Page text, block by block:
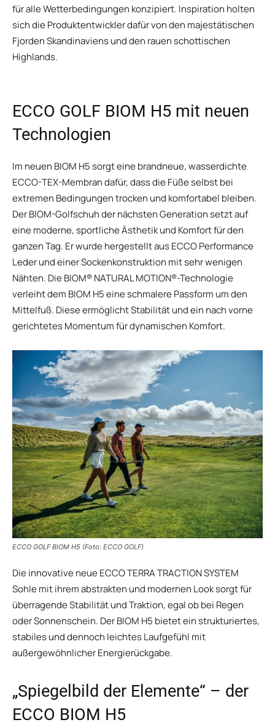
für alle Wetterbedingungen konzipiert. Inspiration holten
sich die Produktentwickler dafür von den majestätischen
Fjorden Skandinaviens und den rauen schottischen
Highlands.
ECCO GOLF BIOM H5 mit neuen
Technologien
Im neuen BIOM H5 sorgt eine brandneue, wasserdichte
ECCO-TEX-Membran dafür, dass die Füße selbst bei
extremen Bedingungen trocken und komfortabel bleiben.
Der BIOM-Golfschuh der nächsten Generation setzt auf
eine moderne, sportliche Ästhetik und Komfort für den
ganzen Tag. Er wurde hergestellt aus ECCO Performance
Leder und einer Sockenkonstruktion mit sehr wenigen
Nähten. Die BIOM® NATURAL MOTION®-Technologie
verleiht dem BIOM H5 eine schmalere Passform um den
Mittelfuß. Diese ermöglicht Stabilität und ein nach vorne
gerichtetes Momentum für dynamischen Komfort.
ECCO GOLF BIOM H5 (Foto: ECCO GOLF)
Die innovative neue ECCO TERRA TRACTION SYSTEM
Sohle mit ihrem abstrakten und modernen Look sorgt für
überragende Stabilität und Traktion, egal ob bei Regen
oder Sonnenschein. Der BIOM H5 bietet ein strukturiertes,
stabiles und dennoch leichtes Laufgefühl mit
außergewöhnlicher Energierückgabe.
„Spiegelbild der Elemente“ – der
ECCO BIOM H5